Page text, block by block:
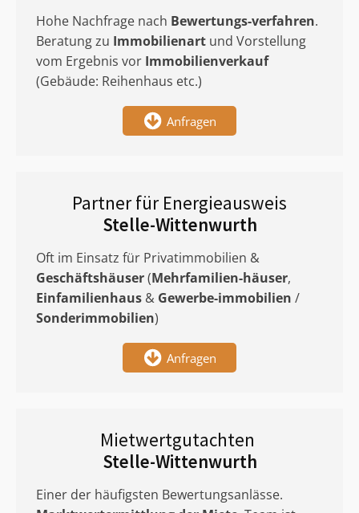
Hohe Nachfrage nach Bewertungs-verfahren.
Beratung zu Immobilienart und Vorstellung
vom Ergebnis vor Immobilienverkauf
(Gebäude: Reihenhaus etc.)
Anfragen
Partner für Energieausweis
Stelle-Wittenwurth
Oft im Einsatz für Privatimmobilien &
Geschäftshäuser(Mehrfamilien-häuser,
Einfamilienhaus & Gewerbe-immobilien /
Sonderimmobilien)
Anfragen
Mietwertgutachten
Stelle-Wittenwurth
Einer der häufigsten Bewertungsanlässe.